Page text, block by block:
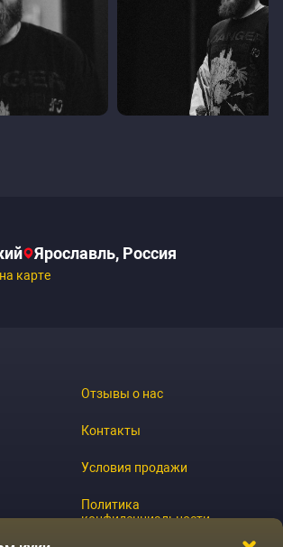
Ярославль, Россия
на карте
Отзывы о нас
Контакты
Условия продажи
Политика
конфиденциальности